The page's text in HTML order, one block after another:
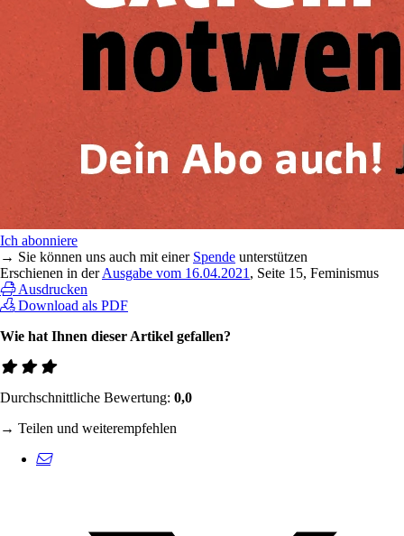
Ich abonniere
→ Sie können uns auch mit einer Spende unterstützen
Erschienen in derAusgabe vom 16.04.2021 , Seite 15, Feminismus
Ausdrucken
Download als PDF
Wie hat Ihnen dieser Artikel gefallen?
Durchschnittliche Bewertung: 0,0
→ Teilen und weiterempfehlen